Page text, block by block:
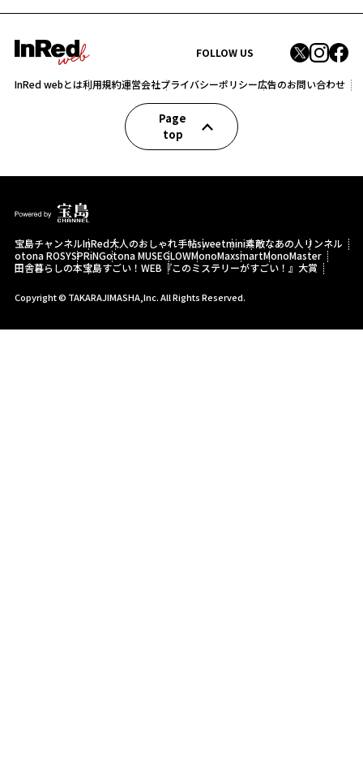
FOLLOW US
InRed webとは利用規約運営会社プライバシーポリシー広告のお問い合わせ
Page
top
宝島チャンネルInRed大人のおしゃれ手帖sweetmini素敵なあの人 リンネル
otona ROSYSPRiNGotona MUSEGLOWMonoMaxsmartMonoMaster
田舎暮らしの本宝島すごい！WEB 『このミステリーがすごい！』大賞
Copyright © TAKARAJIMASHA,Inc. All Rights Reserved.